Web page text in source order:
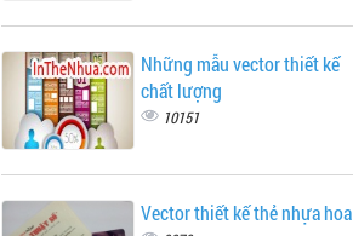
Những mẫu vector thiết kế
chất lượng
10151
Vector thiết kế thẻ nhựa hoa